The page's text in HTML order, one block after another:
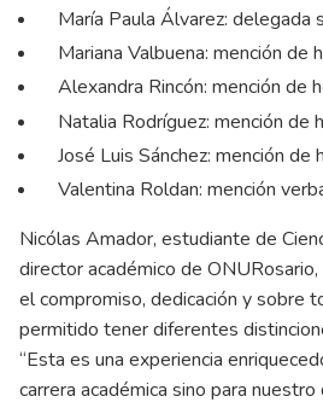
María Paula Álvarez: delegada
Mariana Valbuena: mención de
Alexandra Rincón: mención de
Natalia Rodríguez: mención de
José Luis Sánchez: mención de
Valentina Roldan: mención
Nicólas Amador, estudiante de
director académico de
el compromiso, dedicación y sobre
permitido tener diferentes
“Esta es una experiencia
carrera académica sino para